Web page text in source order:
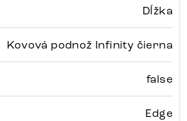
Dĺžka
Kovová podnož Infinity čierna
false
Edge